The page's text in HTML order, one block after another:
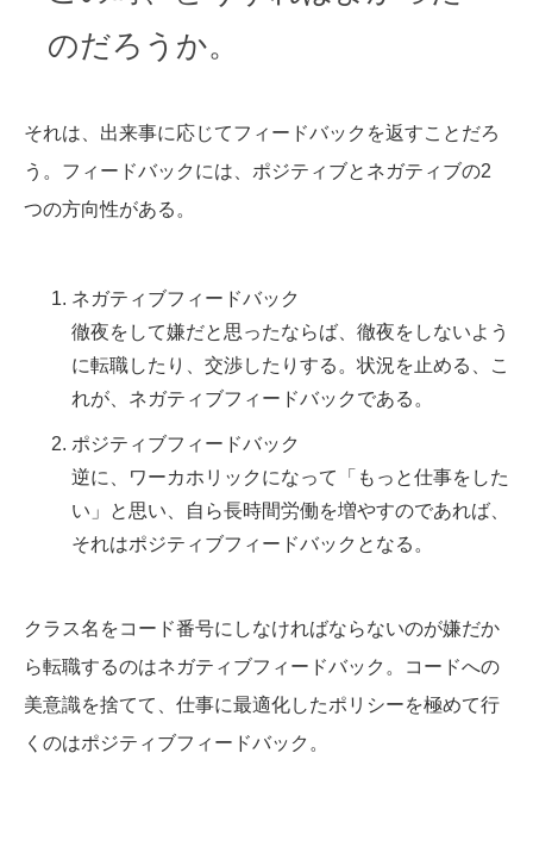
のだろうか。
それは、出来事に応じてフィードバックを返すことだろ
う。フィードバックには、ポジティブとネガティブの2
つの方向性がある。
ネガティブフィードバック
徹夜をして嫌だと思ったならば、徹夜をしないよう
に転職したり、交渉したりする。状況を止める、こ
れが、ネガティブフィードバックである。
ポジティブフィードバック
逆に、ワーカホリックになって「もっと仕事をした
い」と思い、自ら長時間労働を増やすのであれば、
それはポジティブフィードバックとなる。
クラス名をコード番号にしなければならないのが嫌だか
ら転職するのはネガティブフィードバック。コードへの
美意識を捨てて、仕事に最適化したポリシーを極めて行
くのはポジティブフィードバック。